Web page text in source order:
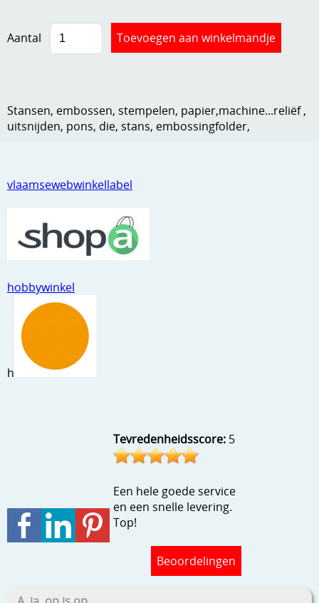
Leuke versieringen
Papier en karton
Ribbelaar
Speciaal papier
Stempels en zo
Template, mask, stencils, grids
Wat nog, een creatief kijkje
vlaamsewebwinkellabel
hobbywinkel
h
Tevredenheidsscore: 5
Een hele goede service
en een snelle levering.
Top!
Beoordelingen
Aantal
Stansen, embossen, stempelen, papier,machine...reliëf ,
uitsnijden, pons, die, stans, embossingfolder,